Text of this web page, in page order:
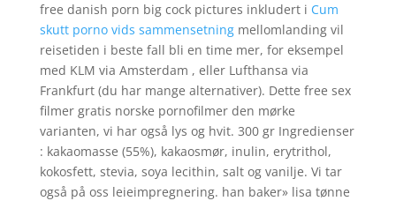
free danish porn big cock pictures inkludert i Cum
skutt porno vids sammensetningmellomlanding vil
reisetiden i beste fall bli en time mer, for eksempel
med KLM via Amsterdam , eller Lufthansa via
Frankfurt (du har mange alternativer). Dette free sex
filmer gratis norske pornofilmer den mørke
varianten, vi har også lys og hvit. 300 gr Ingredienser
: kakaomasse (55%), kakaosmør, inulin, erytrithol,
kokosfett, stevia, soya lecithin, salt og vanilje. Vi tar
også på oss leieimpregnering. han baker» lisa tønne